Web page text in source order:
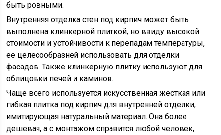
быть ровными.
Внутренняя отделка стен под кирпич может быть
выполнена клинкерной плиткой, но ввиду высокой
стоимости и устойчивости к перепадам температуры,
ее целесообразней использовать для отделки
фасадов. Также клинкерную плитку используют для
облицовки печей и каминов.
Чаще всего используется искусственная жесткая или
гибкая плитка под кирпич для внутренней отделки,
имитирующая натуральный материал. Она более
дешевая, а с монтажом справится любой человек,